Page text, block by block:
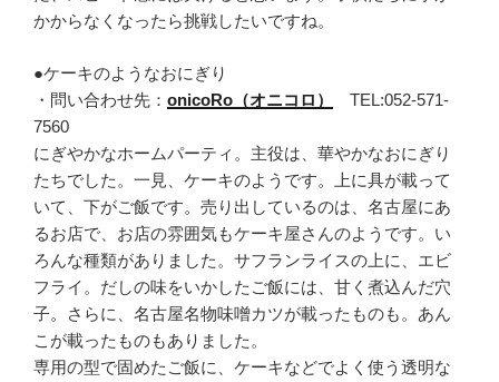
かからなくなったら挑戦したいですね。
●ケーキのようなおにぎり
・問い合わせ先： onicoRo（オニコロ）
TEL:052-571-
7560
にぎやかなホームパーティ。主役は、華やかなおにぎり
たちでした。一見、ケーキのようです。上に具が載って
いて、下がご飯です。売り出しているのは、名古屋にあ
るお店で、お店の雰囲気もケーキ屋さんのようです。い
ろんな種類がありました。サフランライスの上に、エビ
フライ。だしの味をいかしたご飯には、甘く煮込んだ穴
子。さらに、名古屋名物味噌カツが載ったものも。あん
こが載ったものもありました。
専用の型で固めたご飯に、ケーキなどでよく使う透明な